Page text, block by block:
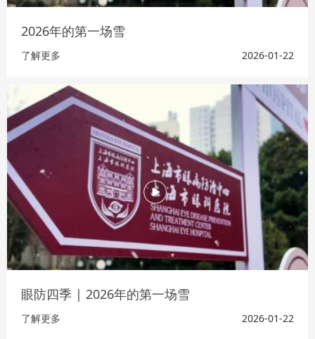
2026年的第一场雪
了解更多 2026-01-22
眼防四季 | 2026年的第一场雪
了解更多 2026-01-22